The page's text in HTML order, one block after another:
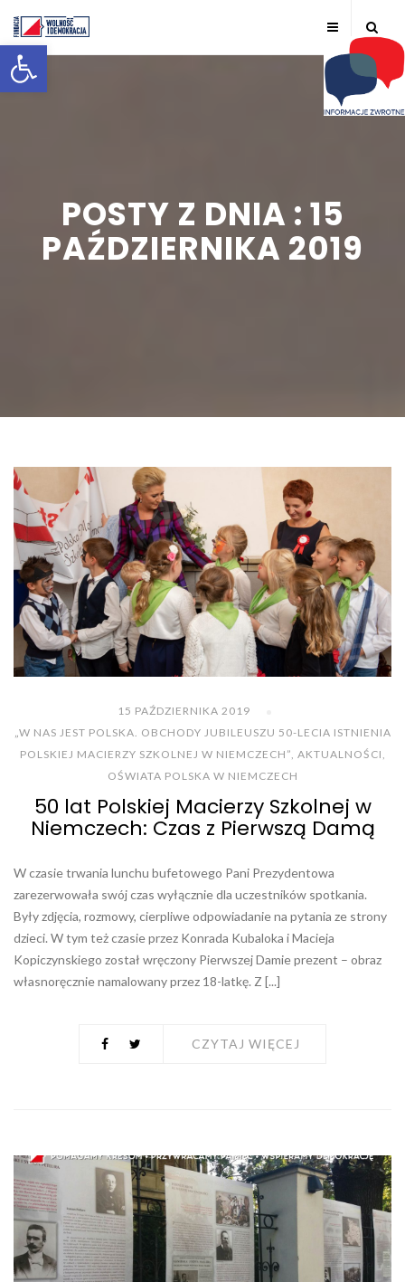
Otwórz pasek narzędzi
POSTY Z DNIA : 15
PAŹDZIERNIKA 2019
15 PAŹDZIERNIKA 2019
„W NAS JEST POLSKA. OBCHODY JUBILEUSZU 50-LECIA ISTNIENIA
POLSKIEJ MACIERZY SZKOLNEJ W NIEMCZECH”, AKTUALNOŚCI,
OŚWIATA POLSKA W NIEMCZECH
50 lat Polskiej Macierzy Szkolnej w
Niemczech: Czas z Pierwszą Damą
W czasie trwania lunchu bufetowego Pani Prezydentowa
zarezerwowała swój czas wyłącznie dla uczestników spotkania.
Były zdjęcia, rozmowy, cierpliwe odpowiadanie na pytania ze strony
dzieci. W tym też czasie przez Konrada Kubaloka i Macieja
Kopiczynskiego został wręczony Pierwszej Damie prezent – obraz
własnoręcznie namalowany przez 18-latkę. Z [...]
CZYTAJ WIĘCEJ